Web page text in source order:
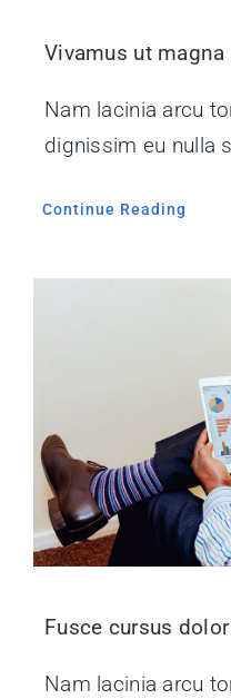
Vivamus ut magna
Nam lacinia arcu
dignissim eu nulla
Continue Reading
Fusce cursus
Nam lacinia arcu